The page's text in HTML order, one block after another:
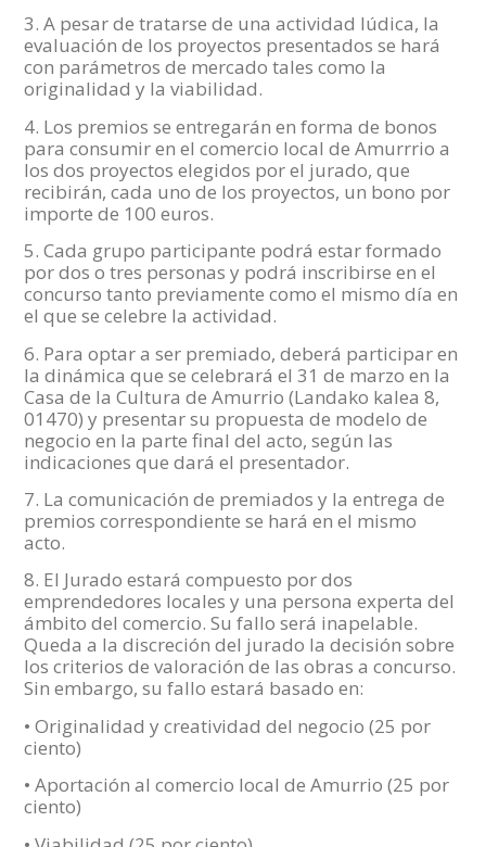
3. A pesar de tratarse de una actividad lúdica, la
evaluación de los proyectos presentados se hará
con parámetros de mercado tales como la
originalidad y la viabilidad.
4. Los premios se entregarán en forma de bonos
para consumir en el comercio local de Amurrrio a
los dos proyectos elegidos por el jurado, que
recibirán, cada uno de los proyectos, un bono por
importe de 100 euros.
5. Cada grupo participante podrá estar formado
por dos o tres personas y podrá inscribirse en el
concurso tanto previamente como el mismo día en
el que se celebre la actividad.
6. Para optar a ser premiado, deberá participar en
la dinámica que se celebrará el 31 de marzo en la
Casa de la Cultura de Amurrio (Landako kalea 8,
01470) y presentar su propuesta de modelo de
negocio en la parte final del acto, según las
indicaciones que dará el presentador.
7. La comunicación de premiados y la entrega de
premios correspondiente se hará en el mismo
acto.
8. El Jurado estará compuesto por dos
emprendedores locales y una persona experta del
ámbito del comercio. Su fallo será inapelable.
Queda a la discreción del jurado la decisión sobre
los criterios de valoración de las obras a concurso.
Sin embargo, su fallo estará basado en:
• Originalidad y creatividad del negocio (25 por
ciento)
• Aportación al comercio local de Amurrio (25 por
ciento)